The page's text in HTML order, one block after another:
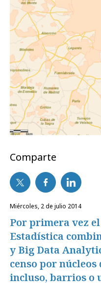
Comparte
miércoles, 2 de julio 2014
Por primera vez
Estadística
y Big Data
censo por núcleos
incluso, barrios o